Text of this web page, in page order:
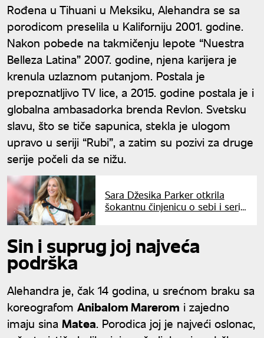
Rođena u Tihuani u Meksiku, Alehandra se sa
porodicom preselila u Kaliforniju 2001. godine.
Nakon pobede na takmičenju lepote “Nuestra
Belleza Latina” 2007. godine, njena karijera je
krenula uzlaznom putanjom. Postala je
prepoznatljivo TV lice, a 2015. godine postala je i
globalna ambasadorka brenda Revlon. Svetsku
slavu, što se tiče sapunica, stekla je ulogom
upravo u seriji “Rubi”, a zatim su pozivi za druge
serije počeli da se nižu.
Sara Džesika Parker otkrila
šokantnu činjenicu o sebi i seriji
Sin i suprug joj najveća
podrška
Alehandra je, čak 14 godina, u srećnom braku sa
koreografom Anibalom Marerom i zajedno
imaju sina Matea. Porodica joj je najveći oslonac,